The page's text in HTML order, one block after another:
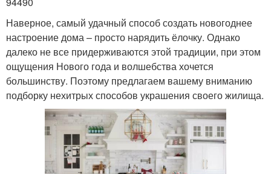
Наверное, самый удачный способ создать новогоднее
настроение дома – просто нарядить ёлочку. Однако
далеко не все придерживаются этой традиции, при этом
ощущения Нового года и волшебства хочется
большинству. Поэтому предлагаем вашему вниманию
подборку нехитрых способов украшения своего жилища.